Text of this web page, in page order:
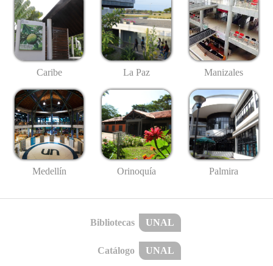
Caribe La Paz Manizales
Medellín Orinoquía Palmira
Bibliotecas UNAL
Catálogo UNAL